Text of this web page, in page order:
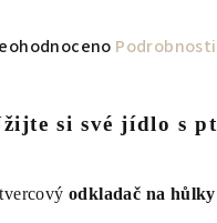
si své jídlo s
odkladač na hůlky